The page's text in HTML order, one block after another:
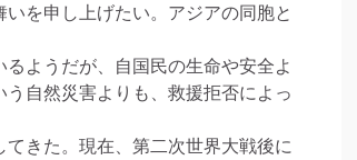
を申し上げたい。アジアの同胞と
ようだが、自国民の生命や安全よ
自然災害よりも、救援拒否によっ
きた。現在、第二次世界大戦後に